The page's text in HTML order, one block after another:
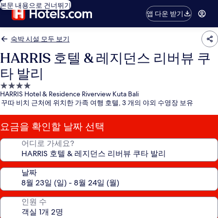
본문 내용으로 건너뛰기
앱 다운 받기
숙박 시설 모두 보기
HARRIS 호텔 & 레지던스 리버뷰 쿠
타 발리
4.0
성
급
숙
박
시
HARRIS Hotel & Residence Riverview Kuta Bali
꾸따 비치 근처에 위치한 가족 여행 호텔, 3 개의 야외 수영장 보유
요금을 확인할 날짜 선택
어디로 가세요?
날짜
인원 수